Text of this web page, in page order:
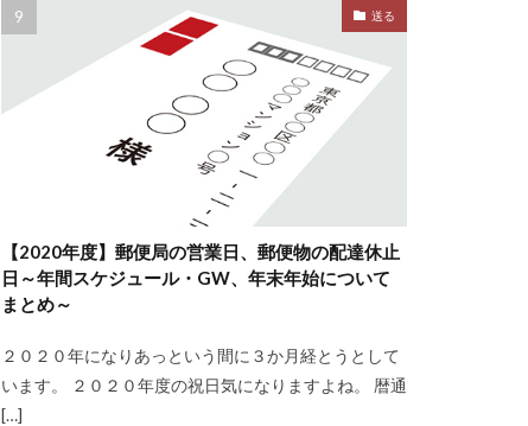
送る
【2020年度】郵便局の営業日、郵便物の配達休止
日～年間スケジュール・GW、年末年始について
まとめ～
２０２０年になりあっという間に３か月経とうとして
います。 ２０２０年度の祝日気になりますよね。 暦通
[…]